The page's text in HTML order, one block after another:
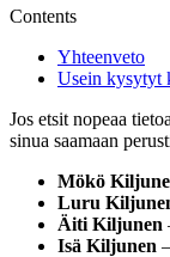
Contents
Yhteenveto
Usein kysytyt
Jos etsit nopeaa
sinua saamaan
Mökö
Luru
Äiti Kiljunen
Isä Kiljunen